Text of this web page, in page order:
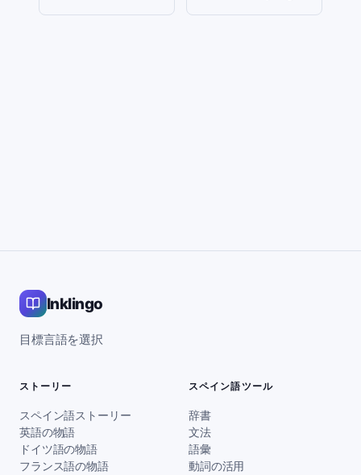
Inklingo
目標言語を選択
ストーリー
スペイン語ストーリー
英語の物語
ドイツ語の物語
フランス語の物語
スペイン語ツール
辞書
文法
語彙
動詞の活用